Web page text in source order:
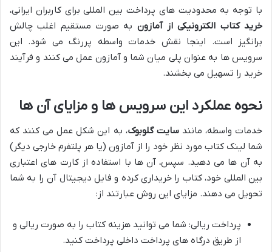
با توجه به محدودیت های پرداخت بین المللی برای کاربران ایرانی،
خرید کتاب الکترونیکی از آمازون به صورت مستقیم اغلب چالش
برانگیز است. اینجا نقش خدمات واسطه پررنگ می شود. این
سرویس ها به عنوان پلی میان شما و آمازون عمل می کنند و فرآیند
خرید را تسهیل می بخشند.
نحوه عملکرد این سرویس ها و مزایای آن ها
خدمات واسطه، مانندسایت گلوبوک، به این شکل عمل می کنند که
شما لینک کتاب مورد نظر خود را از آمازون (یا هر پلتفرم خارجی دیگر)
به آن ها می دهید. سپس، آن ها با استفاده از کارت های اعتباری
بین المللی خود، کتاب را خریداری کرده و فایل دیجیتال آن را به شما
تحویل می دهند. مزایای این روش عبارتند از:
پرداخت ریالی: شما می توانید هزینه کتاب را به صورت ریالی و
از طریق درگاه های پرداخت داخلی پرداخت کنید.